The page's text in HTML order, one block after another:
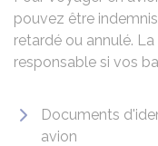
pouvez être
retardé ou annulé.
responsable si vos
Documents
avion